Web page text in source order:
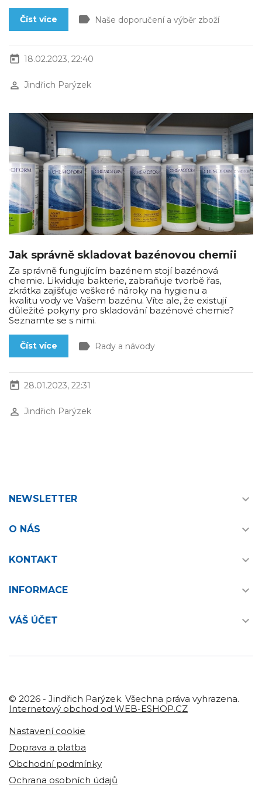
Číst více label Naše doporučení a výběr zboží
today 18.02.2023, 22:40
perm_identity Jindřich Parýzek
Jak správně skladovat bazénovou chemii
Za správně fungujícím bazénem stojí bazénová
chemie. Likviduje bakterie, zabraňuje tvorbě řas,
zkrátka zajišťuje veškeré nároky na hygienu a
kvalitu vody ve Vašem bazénu. Víte ale, že existují
důležité pokyny pro skladování bazénové chemie?
Seznamte se s nimi.
Číst více label Rady a návody
today 28.01.2023, 22:31
perm_identity Jindřich Parýzek
NEWSLETTER 
O NÁS 
KONTAKT 
INFORMACE 
VÁŠ ÚČET 
© 2026 - Jindřich Parýzek. Všechna práva vyhrazena.
Internetový obchod od WEB-ESHOP.CZ
Nastavení cookie
Doprava a platba
Obchodní podmínky
Ochrana osobních údajů